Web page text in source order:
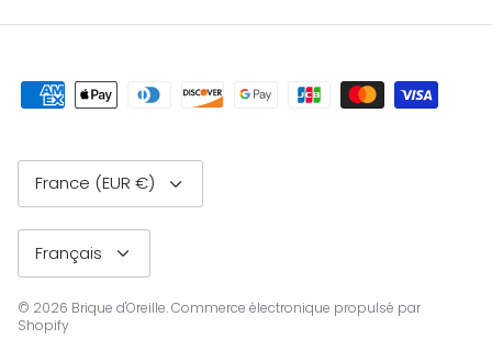
Devise
France (EUR €)
Langue
Français
© 2026 Brique d'Oreille.Commerce électronique propulsé par
Shopify